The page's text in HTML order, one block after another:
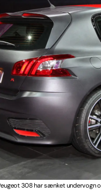
308 har sænket undervogn